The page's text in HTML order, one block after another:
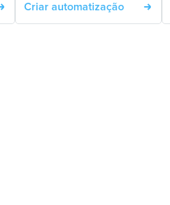
Criar automatização